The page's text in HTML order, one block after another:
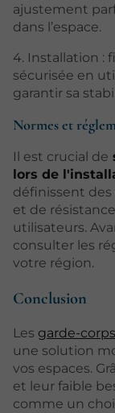
ajustement
dans l’espace.
4. Installation :
sécurisée en
garantir sa
Normes et
Il est crucial de
lors de
définissent
et de
utilisateurs.
consulter les
votre région.
Conclusion
Les garde-
une solution
vos espaces.
et leur faible
comme un